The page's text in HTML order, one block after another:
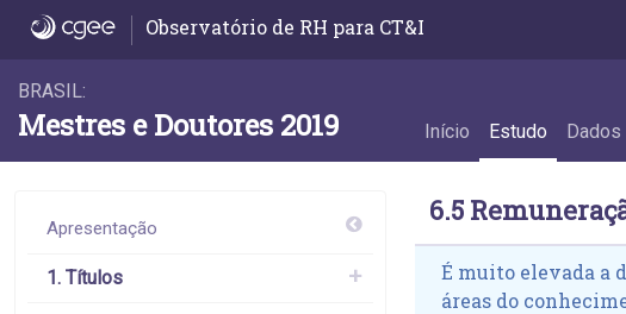
6.5 Remuneração por área do conhecimento -
Observatório de RH para CT&I
BRASIL:
Mestres e Doutores 2019 Início Estudo Dados
Apresentação
1. Títulos
6.5
É muito elevada a
áreas do